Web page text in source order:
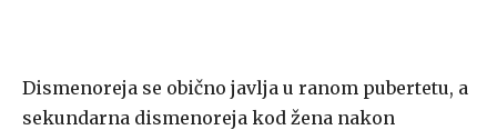
Dismenoreja se obično javlja u ranom pubertetu, a
sekundarna dismenoreja kod žena nakon